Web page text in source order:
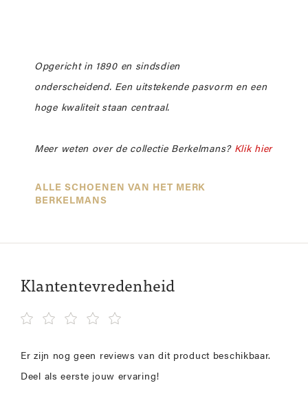
Opgericht in 1890 en sindsdien
onderscheidend. Een uitstekende pasvorm en een
hoge kwaliteit staan centraal.
Meer weten over de collectie Berkelmans? Klik hier
ALLE SCHOENEN VAN HET MERK
BERKELMANS
Klantentevredenheid
Er zijn nog geen reviews van dit product beschikbaar.
Deel als eerste jouw ervaring!